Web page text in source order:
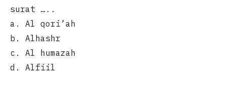
surat …..
a. Al qori’ah
b. Alhashr
c. Al humazah
d. Alfiil